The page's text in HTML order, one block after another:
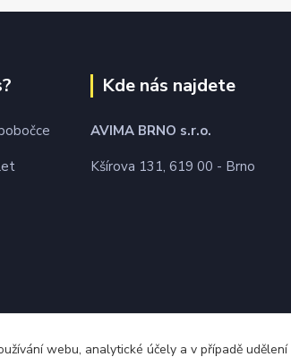
Kde nás najdete
AVIMA BRNO s.r.o.
Kšírova 131, 619 00 - Brno
webu, analytické účely a v případě